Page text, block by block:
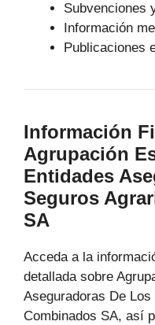
Subvenciones
Información
Publicaciones
Información
Agrupación
Entidades
Seguros
SA
Acceda a la
detallada sobre
Aseguradoras De
Combinados SA, así